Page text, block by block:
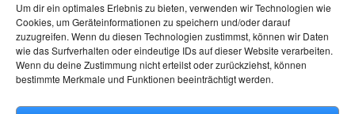
Um dir ein optimales Erlebnis zu bieten, verwenden wir Technologien wie
Cookies, um Geräteinformationen zu speichern und/oder darauf
zuzugreifen. Wenn du diesen Technologien zustimmst, können wir Daten
wie das Surfverhalten oder eindeutige IDs auf dieser Website verarbeiten.
Wenn du deine Zustimmung nicht erteilst oder zurückziehst, können
bestimmte Merkmale und Funktionen beeinträchtigt werden.